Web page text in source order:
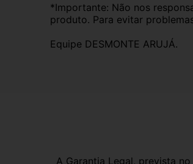
*Importante: Não nos
produto. Para evitar
Equipe DESMONTE ARUJÁ.
A Garantia Legal, prevista